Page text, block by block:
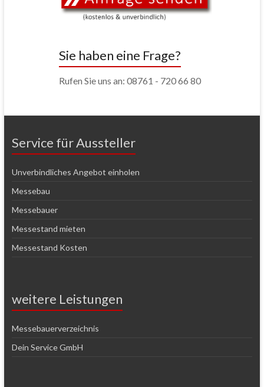
Sie haben eine Frage?
Rufen Sie uns an: 08761 - 720 66 80
Service für Aussteller
Unverbindliches Angebot einholen
Messebau
Messebauer
Messestand mieten
Messestand Kosten
weitere Leistungen
Messebauerverzeichnis
Dein Service GmbH